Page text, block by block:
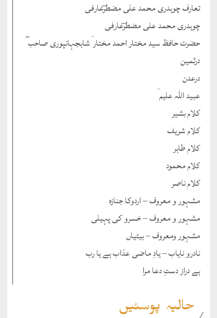
تعارف چوہدری محمد علی مضطرؔعارفی
چوہدری محمد علی مضطرؔعارفی
حضرت حافظ سید مختار احمد مختار ؔشاہجہانپوری صاحب ؓ
درثمین
درعدن
عبید اللہ علیم ؔ
کلام بشیر
کلام شریف
کلام طاہر
کلام محمود
کلام ناصر
مشہور و معروف – اردوکا جنازہ
مشہور و معروف – خسرو کی پہیلی
مشہور ومعروف – بیٹیاں
نادرو نایاب – یادِ ماضی عذاب ہے یا رب
ہے دراز دستِ دعا مرا
حالیہ پوسٹیں